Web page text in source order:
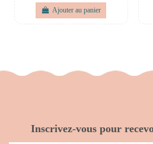
Ajouter au panier
Inscrivez-vous pour